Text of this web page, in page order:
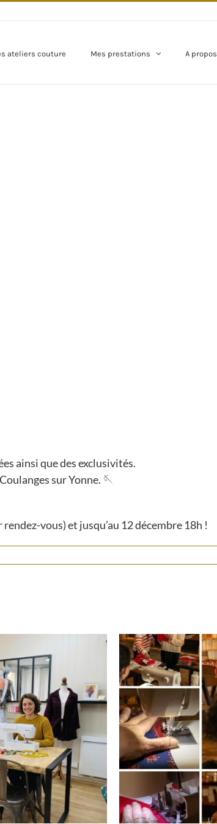
ateliers couture Mes prestations A propos
ainsi que des exclusivités.
sur Yonne. 🪡
vous) et jusqu’au 12 décembre 18h !